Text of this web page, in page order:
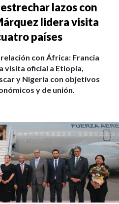
lazos con
lidera visita
países
con África: Francia
visita oficial a Etiopía,
y Nigeria con objetivos
y de unión.